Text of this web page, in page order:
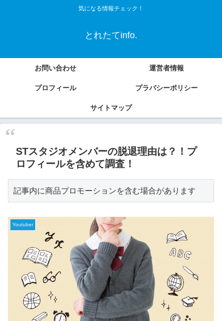
気になる情報チェック！
とれたてinfo.
お問い合わせ 運営者情報
プロフィール プラバシーポリシー
サイトマップ
STスタジオメンバーの脱退理由は？！プ
ロフィールを含めて調査！
記事内に商品プロモーションを含む場合があります
Youtuber